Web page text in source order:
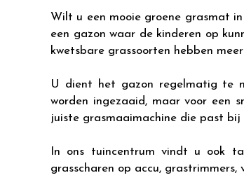
Wilt u een mooie groene grasmat
een gazon waar de kinderen op
kwetsbare grassoorten hebben
U dient het gazon regelmatig te
worden ingezaaid, maar voor een
juiste grasmaaimachine die past bij
In ons tuincentrum vindt u ook
grasscharen op accu, grastrimmers,